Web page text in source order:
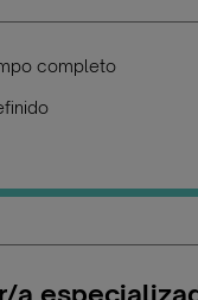
completo
a